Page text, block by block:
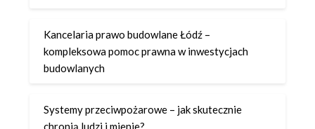
Kancelaria prawo budowlane Łódź –
kompleksowa pomoc prawna w inwestycjach
budowlanych
Systemy przeciwpożarowe – jak skutecznie
chronią ludzi i mienie?